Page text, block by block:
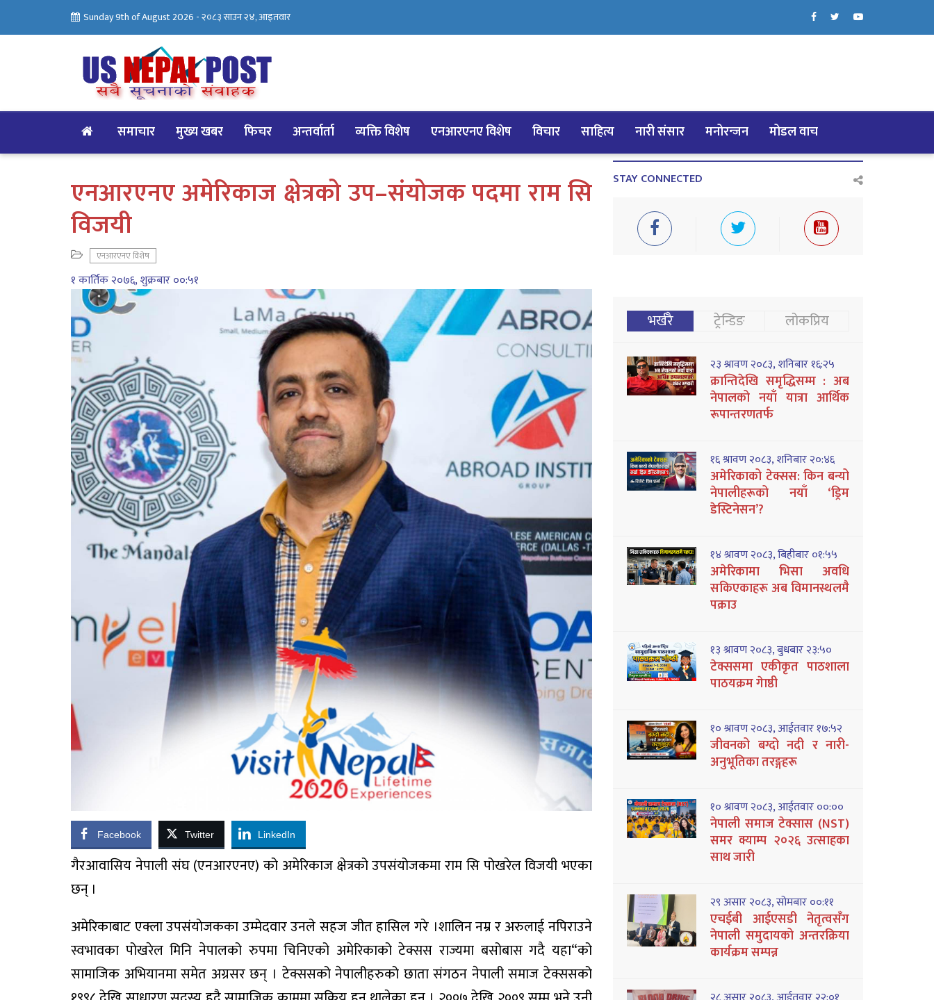
Sunday 9th of August 2026 -२०८३ साउन २४, आइतवार
समाचार मुख्य खबर फिचर अन्तर्वार्ता व्यक्ति विशेष एनआरएनए विशेष विचार साहित्य नारी संसार मनोरन्जन मोडल वाच
एनआरएनए अमेरिकाज क्षेत्रको उप–संयोजक पदमा राम सि
विजयी
एनआरएनए विशेष
१ कार्तिक २०७६, शुक्रबार ००:५१
Facebook Twitter LinkedIn
गैरआवासिय नेपाली संघ (एनआरएनए) को अमेरिकाज क्षेत्रको उपसंयोजकमा राम सि पोखरेल विजयी भएका
छन् ।
अमेरिकाबाट एक्ला उपसंयाेजकका उम्मेदवार उनले सहज जीत हासिल गरे ।शालिन नम्र र अरुलाई नपिराउने
स्वभावका पोखरेल मिनि नेपालको रुपमा चिनिएको अमेरिकाको टेक्सस राज्यमा बसोबास गदै यहा“को
सामाजिक अभियानमा समेत अग्रसर छन् । टेक्ससको नेपालीहरुको छाता संगठन नेपाली समाज टेक्ससको
STAY CONNECTED
भर्खरै ट्रेन्डिङ लोकप्रिय
२३ श्रावण २०८३, शनिबार १६:२५
क्रान्तिदेखि समृद्धिसम्म : अब
नेपालको नयाँ यात्रा आर्थिक
रूपान्तरणतर्फ
१६ श्रावण २०८३, शनिबार २०:४६
अमेरिकाको टेक्सस: किन बन्यो
नेपालीहरूको नयाँ ‘ड्रिम
डेस्टिनेसन’?
१४ श्रावण २०८३, बिहीबार ०१:५५
अमेरिकामा भिसा अवधि
सकिएकाहरू अब विमानस्थलमै
पक्राउ
१३ श्रावण २०८३, बुधबार २३:५०
टेक्ससमा एकीकृत पाठशाला
पाठयक्रम गेाष्ठी
१० श्रावण २०८३, आईतवार १७:५२
जीवनको बग्दो नदी र नारी-
अनुभूतिका तरङ्गहरू
१० श्रावण २०८३, आईतवार ००:००
नेपाली समाज टेक्सास (NST)
समर क्याम्प २०२६ उत्साहका
साथ जारी
२९ असार २०८३, सोमबार ००:११
एचईबी आईएसडी नेतृत्वसँग
नेपाली समुदायको अन्तरक्रिया
कार्यक्रम सम्पन्न